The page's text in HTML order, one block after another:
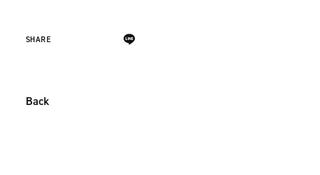
SHARE
Back